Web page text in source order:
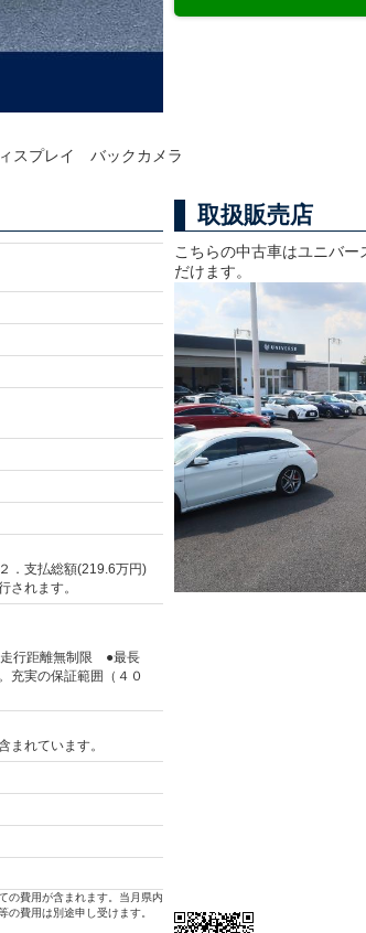
スプレイ バックカメラ
．支払総額(219.6万円)
れます。
行距離無制限 ●最長
充実の保証範囲（４０
まれています。
の費用が含まれます。当月県内
費用は別途申し受けます。
取扱販売店
こちらの中古車はユニバ
だけます。